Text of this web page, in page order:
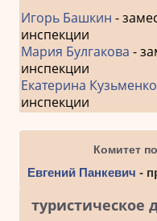
Игорь Башкин -
инспекции
Мария Булгакова -
инспекции
Екатерина Кузьменко
инспекции
Комитет
Евгений Панкевич -
туристическое